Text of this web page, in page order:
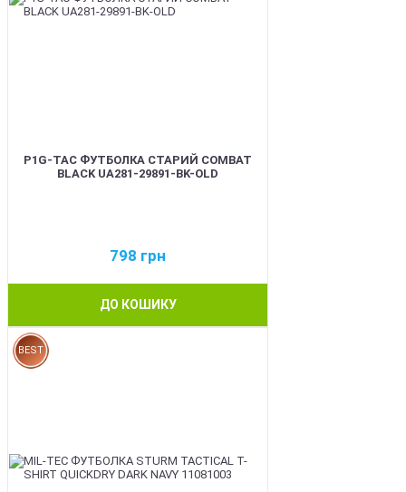
P1G-TAC ФУТБОЛКА СТАРИЙ COMBAT
BLACK UA281-29891-BK-OLD
798 грн
ДО КОШИКУ
BEST